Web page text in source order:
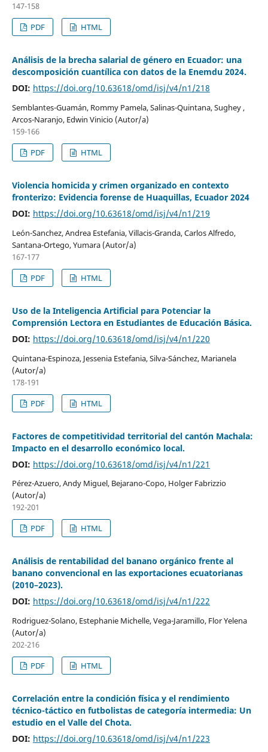
147-158
PDF
HTML
Análisis de la brecha salarial de género en Ecuador: una
descomposición cuantílica con datos de la Enemdu 2024.
DOI: https://doi.org/10.63618/omd/isj/v4/n1/218
Semblantes-Guamán, Rommy Pamela, Salinas-Quintana, Sughey ,
Arcos-Naranjo, Edwin Vinicio (Autor/a)
159-166
PDF
HTML
Violencia homicida y crimen organizado en contexto
fronterizo: Evidencia forense de Huaquillas, Ecuador 2024
DOI: https://doi.org/10.63618/omd/isj/v4/n1/219
León-Sanchez, Andrea Estefania, Villacis-Granda, Carlos Alfredo,
Santana-Ortego, Yumara (Autor/a)
167-177
PDF
HTML
Uso de la Inteligencia Artificial para Potenciar la
Comprensión Lectora en Estudiantes de Educación Básica.
DOI: https://doi.org/10.63618/omd/isj/v4/n1/220
Quintana-Espinoza, Jessenia Estefania, Silva-Sánchez, Marianela
(Autor/a)
178-191
PDF
HTML
Factores de competitividad territorial del cantón Machala:
Impacto en el desarrollo económico local.
DOI: https://doi.org/10.63618/omd/isj/v4/n1/221
Pérez-Azuero, Andy Miguel, Bejarano-Copo, Holger Fabrizzio
(Autor/a)
192-201
PDF
HTML
Análisis de rentabilidad del banano orgánico frente al
banano convencional en las exportaciones ecuatorianas
(2010–2023).
DOI: https://doi.org/10.63618/omd/isj/v4/n1/222
Rodriguez-Solano, Estephanie Michelle, Vega-Jaramillo, Flor Yelena
(Autor/a)
202-216
PDF
HTML
Correlación entre la condición física y el rendimiento
técnico-táctico en futbolistas de categoría intermedia: Un
estudio en el Valle del Chota.
DOI: https://doi.org/10.63618/omd/isj/v4/n1/223